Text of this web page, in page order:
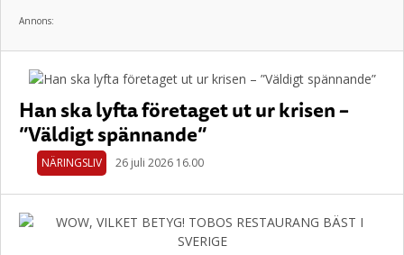
Annons:
Han ska lyfta företaget ut ur krisen –
”Väldigt spännande”
NÄRINGSLIV 26 juli 2026 16.00